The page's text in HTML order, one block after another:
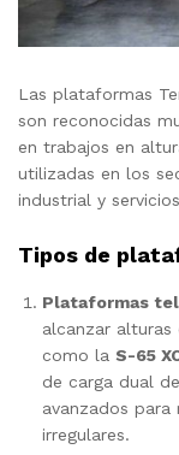
Las plataformas
son reconocidas
en trabajos en
utilizadas en los
industrial y
Tipos de
Plataformas
alcanzar alturas
como la S-65
de carga dual
avanzados
irregulares.